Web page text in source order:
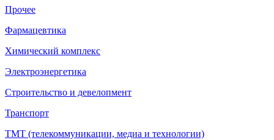
Прочее
Фармацевтика
Химический комплекс
Электроэнергетика
Строительство и девелопмент
Транспорт
ТМТ (телекоммуникации, медиа и технологии)